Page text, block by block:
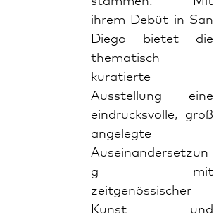
ihrem Debüt in San
Diego bietet die
thematisch
kuratierte
Ausstellung eine
eindrucksvolle, groß
angelegte
Auseinandersetzun
g mit
zeitgenössischer
Kunst und